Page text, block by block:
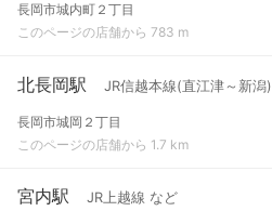
長岡市城内町２丁目
このページの店舗から 783 m
北長岡駅 JR信越本線(直江津～新潟)
長岡市城岡２丁目
このページの店舗から 1.7 km
宮内駅 JR上越線 など